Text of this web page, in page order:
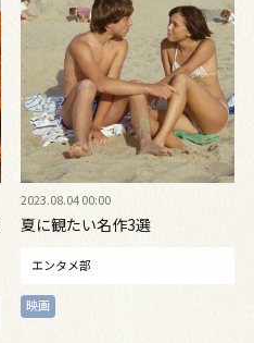
2023.08.04 00:00
夏に観たい名作3選
エンタメ部
映画